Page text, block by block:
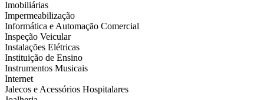
Imobiliárias
Impermeabilização
Informática e Automação Comercial
Inspeção Veicular
Instalações Elétricas
Instituição de Ensino
Instrumentos Musicais
Internet
Jalecos e Acessórios Hospitalares